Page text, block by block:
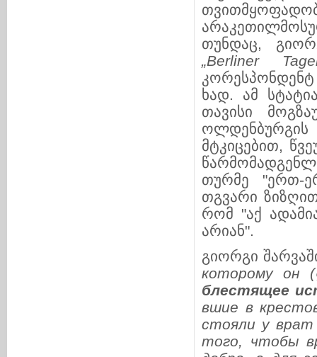
თუნდაც,
„Berliner
კორესპონ­დენტ
ხად. ამ
თავისი
მტკიცებით,
თურმე "ერთ-
თგვარი
რომ "აქ
არიან".
გიორგი
ко­то­рому он
блестящее
в­­­шие в
сто­яли у врат
то­го, чтобы